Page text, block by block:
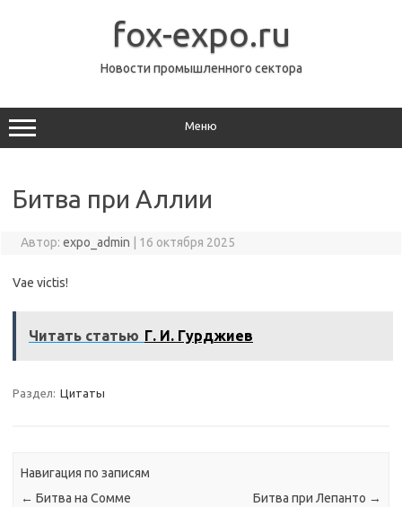
fox-expo.ru
Новости промышленного сектора
Меню
Битва при Аллии
Автор: expo_admin 16 октября 2025
Vae victis!
Читать статью Г. И. Гурджиев
Раздел: Цитаты
Навигация по записям
← Битва на Сомме Битва при Лепанто →